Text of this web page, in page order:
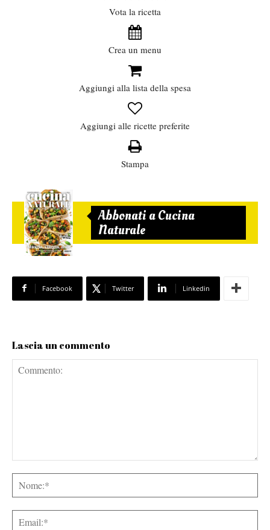
Vota la ricetta
Crea un menu
Aggiungi alla lista della spesa
Aggiungi alle ricette preferite
Stampa
Abbonati a Cucina
Naturale
Facebook Twitter Linkedin
Lascia un commento